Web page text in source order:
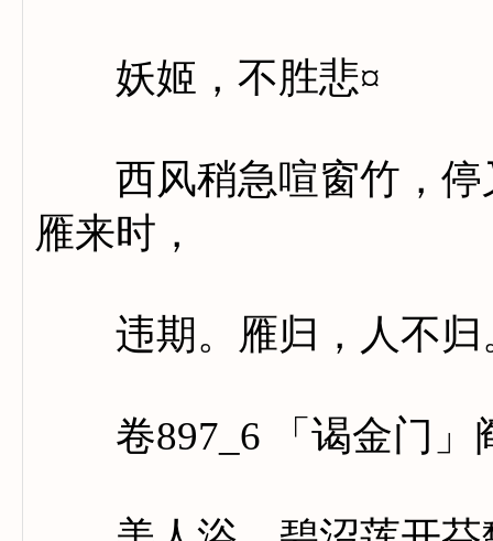
妖姬，不胜悲¤
西风稍急喧窗竹，停
雁来时，
违期。雁归，人不归
卷897_6 「谒金门」